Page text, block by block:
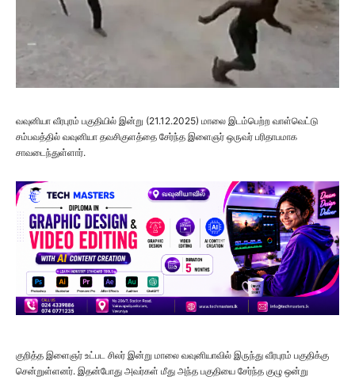
வவுனியா வீரபுரம் பகுதியில் இன்று (21.12.2025) மாலை இடம்பெற்ற வாள்வெட்டு
சம்பவத்தில் வவுனியா தவசிகுளத்தை சேர்ந்த இளைஞர் ஒருவர் பரிதாபமாக
சாவடைந்துள்ளார்.
குறித்த இளைஞர் உட்பட சிலர் இன்று மாலை வவுனியாவில் இருந்து வீரபுரம் பகுதிக்கு
சென்றுள்ளனர். இதன்போது அவர்கள் மீது அந்த பகுதியை சேர்ந்த குழு ஒன்று